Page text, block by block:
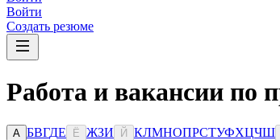
Войти
Создать резюме
Работа и вакансии по
А БВГДЕ Ё ЖЗИ Й КЛМНОПРСТУФХЦЧШ